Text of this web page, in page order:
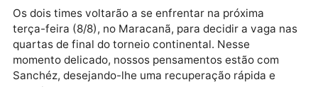
Após o ocorrido, Marcelo foi expulso e deixou o
chorando, visivelmente abalado com a situação. O
terminou em empate de 1 x 1, com Avalos marcando